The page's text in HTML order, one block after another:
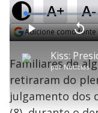
A+ A-
Adicione como
por Notícias
P V
t
a
r
0
s
e
g
n
L
o
a
d
e
1
1
.
0
7
Familiares de
retiraram do
julgamento dos